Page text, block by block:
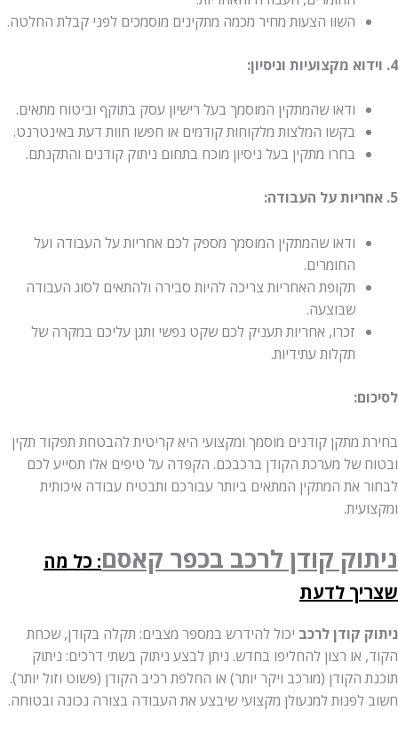
השוו הצעות מחיר מכמה מתקינים מוסמכים לפני קבלת החלטה.
4. וידוא מקצועיות וניסיון:
ודאו שהמתקין המוסמך בעל רישיון עסק בתוקף וביטוח מתאים.
בקשו המלצות מלקוחות קודמים או חפשו חוות דעת באינטרנט.
בחרו מתקין בעל ניסיון מוכח בתחום ניתוק קודנים והתקנתם.
5. אחריות על העבודה:
ודאו שהמתקין המוסמך מספק לכם אחריות על העבודה ועל
החומרים.
תקופת האחריות צריכה להיות סבירה ולהתאים לסוג העבודה
שבוצעה.
זכרו, אחריות תעניק לכם שקט נפשי ותגן עליכם במקרה של
תקלות עתידיות.
לסיכום:
בחירת מתקן קודנים מוסמך ומקצועי היא קריטית להבטחת תפקוד תקין
ובטוח של מערכת הקודן ברכבכם. הקפדה על טיפים אלו תסייע לכם
לבחור את המתקין המתאים ביותר עבורכם ותבטיח עבודה איכותית
ומקצועית.
ניתוק קודן לרכב בכפר קאסם: כל מה
שצריך לדעת
ניתוק קודן לרכב יכול להידרש במספר מצבים: תקלה בקודן, שכחת
הקוד, או רצון להחליפו בחדש. ניתן לבצע ניתוק בשתי דרכים: ניתוק
תוכנת הקודן (מורכב ויקר יותר) או החלפת רכיב הקודן (פשוט וזול יותר).
חשוב לפנות למנעולן מקצועי שיבצע את העבודה בצורה נכונה ובטוחה.